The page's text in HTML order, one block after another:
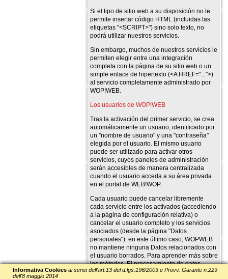
Si el tipo de sitio web a su disposición no le
permite insertar código HTML (incluidas las
etiquetas "<SCRIPT>") sino solo texto, no
podrá utilizar nuestros servicios.
Sin embargo, muchos de nuestros servicios le
permiten elegir entre una integración
completa con la página de su sitio web o un
simple enlace de hipertexto (<A HREF="...">)
al servicio completamente administrado por
WOP!WEB.
Los usuarios de WOP!WEB
Tras la activación del primer servicio, se crea
automáticamente un usuario, identificado por
un "nombre de usuario" y una "contraseña"
elegida por el usuario. El mismo usuario
puede ser utilizado para activar otros
servicios, cuyos paneles de administración
serán accesibles de manera centralizada
cuando el usuario acceda a su área privada
en el portal de WEB!WOP.
Cada usuario puede cancelar libremente
cada servicio entre los activados (accediendo
a la página de configuración relativa) o
cancelar el usuario completo y los servicios
asociados (desde la página "Datos
personales"): en este último caso, WOPWEB
no mantiene ninguna Datos relacionados con
el usuario borrados. Para aprender más sobre
los métodos. El procesamiento de datos
personales realizado por WOPWEB, consulte
Informativa Cookies ai sensi dell'art.13 del d.lgs.196/2003 e Provv. Garante n.229
dell'8 maggio 2014